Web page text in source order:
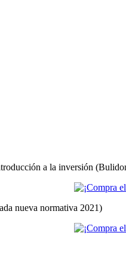
a la inversión
nueva normativa 2021)